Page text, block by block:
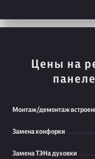
Цены на
Монтаж/демонтаж
Замена конфорки
Замена ТЭНа духовки